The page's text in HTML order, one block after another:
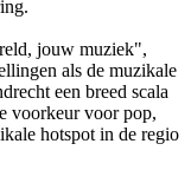
jouw muziek",
als de muzikale
een breed scala
voorkeur voor pop,
hotspot in de regio